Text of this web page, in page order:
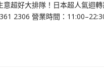
意超好大排隊！日本超人氣迴
2306 營業時間：